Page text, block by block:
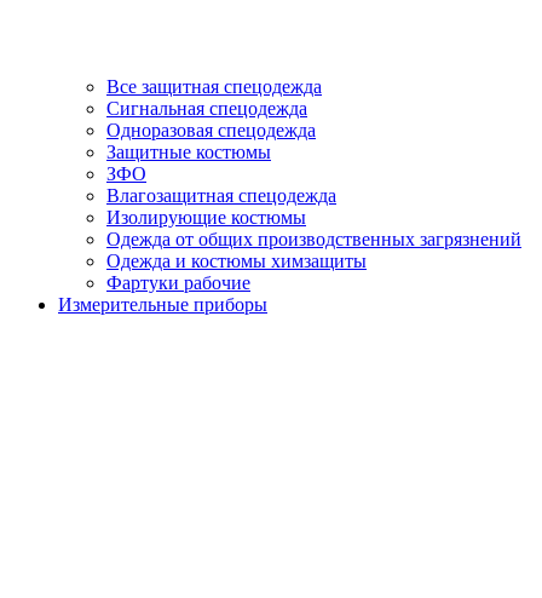
Все защитная спецодежда
Сигнальная спецодежда
Одноразовая спецодежда
Защитные костюмы
ЗФО
Влагозащитная спецодежда
Изолирующие костюмы
Одежда от общих производственных загрязнений
Одежда и костюмы химзащиты
Фартуки рабочие
Измерительные приборы